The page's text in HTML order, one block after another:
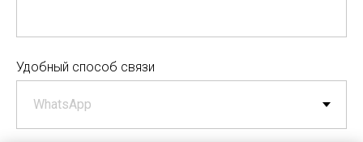
Удобный способ связи